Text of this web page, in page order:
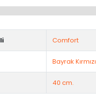
Comfort
Bayrak Kırmızı
40 cm.